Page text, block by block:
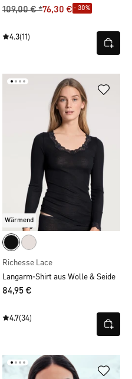
109,00 € *76,30 € - 30%
4.3(11)
Wärmend
Richesse Lace
Langarm-Shirt aus Wolle & Seide
84,95 €
4.7(34)